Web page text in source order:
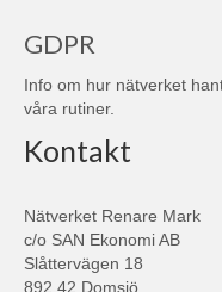
GDPR
Info om hur nätverket
våra rutiner.
Kontakt
Nätverket Renare Mark
c/o SAN Ekonomi AB
Slåttervägen 18
892 42 Domsjö